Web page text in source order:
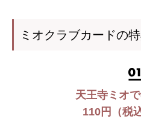
ミオクラブカードの
天王寺ミオ
110円（税